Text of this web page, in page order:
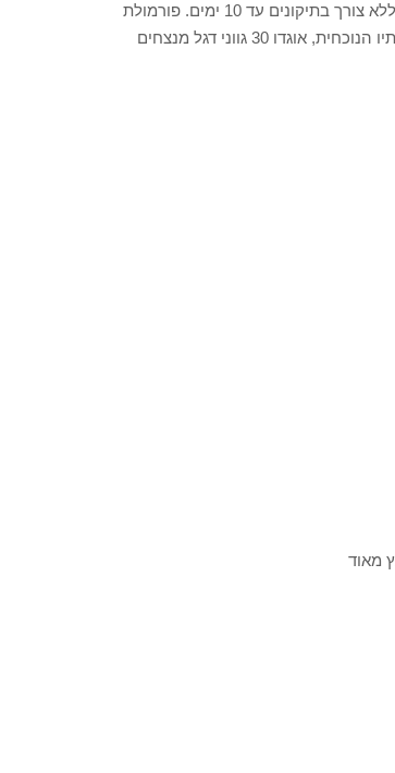
גולת הכותרת העומדת מאחורי הסדרה הזו היא אפקט חיוניות, הברקה ועמידות, ללא צורך בתיקונים עד 10 ימים. פורמולת
אינפניט שיין גם קלה למריחה, והכי חשוב- הלק נשמר לאורך זמן! בקולקציית הסתיו הנוכחית, אוגדו 30 גווני דגל מנצחים